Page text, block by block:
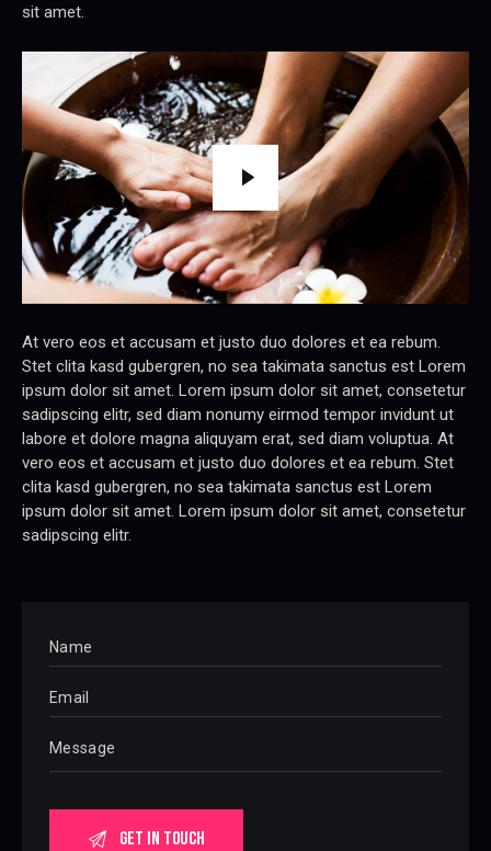
sit amet.
At vero eos et accusam et justo duo dolores et ea rebum.
Stet clita kasd gubergren, no sea takimata sanctus est Lorem
ipsum dolor sit amet. Lorem ipsum dolor sit amet, consetetur
sadipscing elitr, sed diam nonumy eirmod tempor invidunt ut
labore et dolore magna aliquyam erat, sed diam voluptua. At
vero eos et accusam et justo duo dolores et ea rebum. Stet
clita kasd gubergren, no sea takimata sanctus est Lorem
ipsum dolor sit amet. Lorem ipsum dolor sit amet, consetetur
sadipscing elitr.